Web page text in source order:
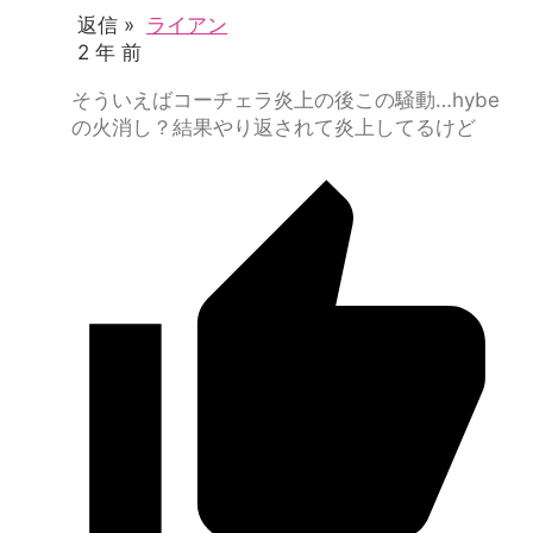
返信 » ライアン
2 年 前
そういえばコーチェラ炎上の後この騒動…hybe
の火消し？結果やり返されて炎上してるけど